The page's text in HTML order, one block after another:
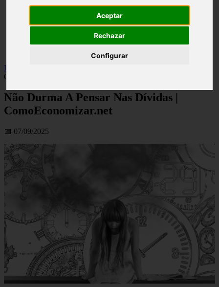
Aceptar
Rechazar
Configurar
porto
setubal
vila real
Inicio
ComoEconomizar.net
Não Durma A Pensar Nas Dívidas |
ComoEconomizar.net
📅 07/09/2025